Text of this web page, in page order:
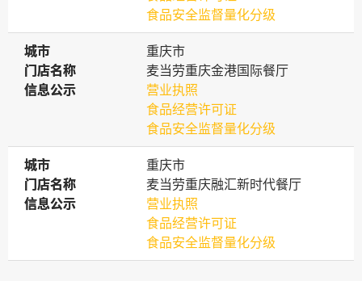
食品安全监督量化分级
城市
城市
重庆市
门店名称
门店名称
麦当劳重庆金港国际餐厅
信息公示
信息公示
营业执照
食品经营许可证
食品安全监督量化分级
城市
城市
重庆市
门店名称
门店名称
麦当劳重庆融汇新时代餐厅
信息公示
信息公示
营业执照
食品经营许可证
食品安全监督量化分级